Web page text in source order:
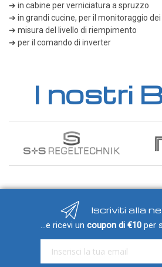
➔ in cabine per verniciatura a spruzzo
➔ in grandi cucine, per il monitoraggio
➔ misura del livello di riempimento
➔ per il comando di inverter
I nostri
Iscriviti alla
...e ricevi un coupon di €10 per
Iscriviti alla nostra Newsletter:
Pressostati
Sonde di flusso
Misuratori di portata aria
DELL'ARIA
Sonde CO2 ambiente
Sonde CO2 da canale
Sonde VOC - Componenti Organici
Sonde VOC da canale